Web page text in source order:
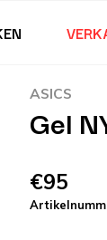
ASICS
Gel
€95